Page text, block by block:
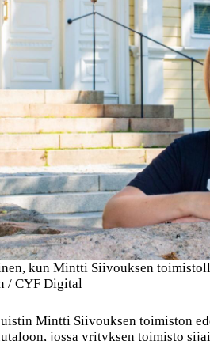
kun Mintti Siivouksen
/ CYF Digital
Mintti Siivouksen toimiston
jossa yrityksen toimisto